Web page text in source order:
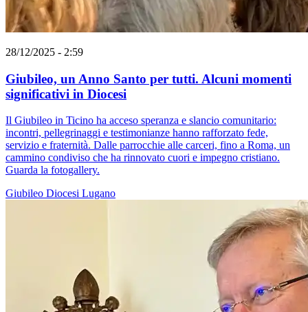
28/12/2025 - 2:59
Giubileo, un Anno Santo per tutti. Alcuni momenti
significativi in Diocesi
Il Giubileo in Ticino ha acceso speranza e slancio comunitario:
incontri, pellegrinaggi e testimonianze hanno rafforzato fede,
servizio e fraternità. Dalle parrocchie alle carceri, fino a Roma, un
cammino condiviso che ha rinnovato cuori e impegno cristiano.
Guarda la fotogallery.
Giubileo Diocesi Lugano